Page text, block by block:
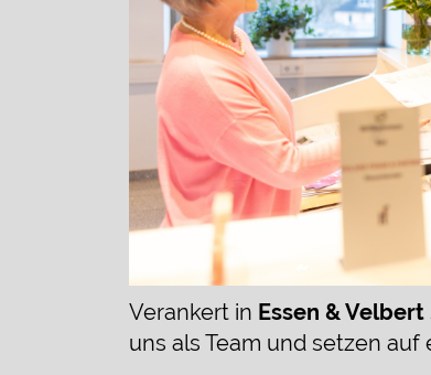
Verankert in Essen & Velbert
uns als Team und setzen